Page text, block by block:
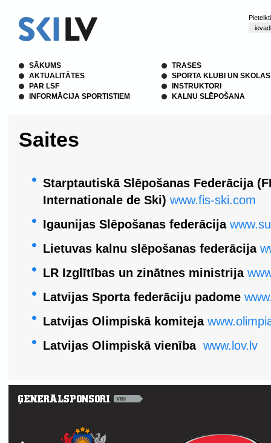
SĀKUMS
AKTUALITĀTES
PAR LSF
INFORMĀCIJA SPORTISTIEM
TRASES
SPORTA KLUBI UN SKOLAS
INSTRUKTORI
KALNU SLĒPOŠANA
Saites
Starptautiskā Slēpošanas Federācija
Internationale de Ski) www.fis-ski.com
Igaunijas Slēpošanas federācija
Lietuvas kalnu slēpošanas federācija
LR Izglītības un zinātnes ministrija
Latvijas Sporta federāciju padome
Latvijas Olimpiskā komiteja
Latvijas Olimpiskā vienība www.lov.lv